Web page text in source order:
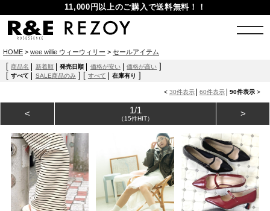
11,000円以上のご購入で送料無料！！
HOME > wee willie ウィーウィリー > セールアイテム
[商品名 新着順 発売日順 価格が安い 価格が高い ]
[すべて SALE商品のみ ] [ すべて 在庫有り ]
< 30件表示 60件表示 90件表示 >
< 1/1
（15件HIT） >